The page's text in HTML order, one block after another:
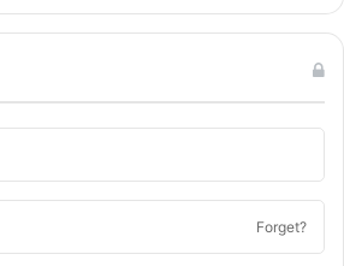
Forget?